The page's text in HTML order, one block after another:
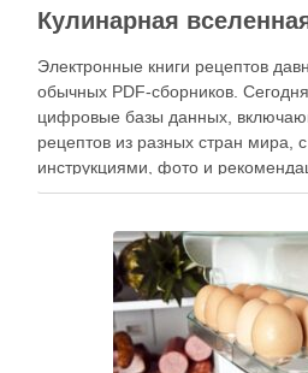
Электронные книги рецептов
обычных PDF-сборников.
цифровые базы данных,
рецептов из разных стран мира,
инструкциями, фото и
приготовлению. В отличие от
контент, расширять коллекции
функции. Ниже …